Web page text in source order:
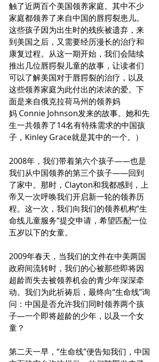
触了近两百个美国领养家庭。其中不少
家庭都领养了来自中国的唇腭裂患儿。
这些孩子因为出生时的残疾被遗弃，来
到美国之后，又需要经历漫长的治疗和
康复过程。从这一期开始，我们会陆续
推出几位唇腭裂儿童的故事，让读者们
可以了解美国对于唇腭裂的治疗，以及
这些领养家庭为此付出的浓浓的爱。下
面是来自俄克拉荷马州的领养妈
妈 Connie Johnson发来的故事。她和先
生一共领养了14名有特殊需求的中国孩
子，Kinley Grace就是其中的一个。）
2008年，我们带着第六个孩子——也是
我们从中国领养的第三个孩子——回到
了家中。那时，Clayton和我都感到，上
帝又一次呼唤我们开启新一轮的领养历
程。这一次，我们向我们的领养机构“生
命线儿童服务”提交申请，希望匹配一位
五岁以下的女童。
2009年春天，当我们的文件在中美两国
政府间流转时，我们的心被那些即将因
超龄而失去被领养机会的青少年深深牵
动。我们为此祈祷后，最终向“生命线”询
问：中国是否允许我们同时领养两个孩
子—一个即将超龄的少年，以及一个女
童？
第二天一早，“生命线”便告知我们，中国